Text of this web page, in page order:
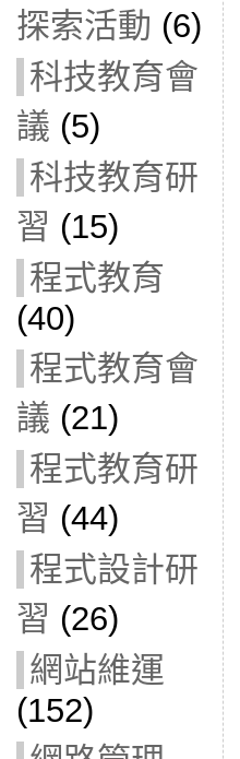
探索活動 (6)
科技教育會
議 (5)
科技教育研
習 (15)
程式教育
(40)
程式教育會
議 (21)
程式教育研
習 (44)
程式設計研
習 (26)
網站維運
(152)